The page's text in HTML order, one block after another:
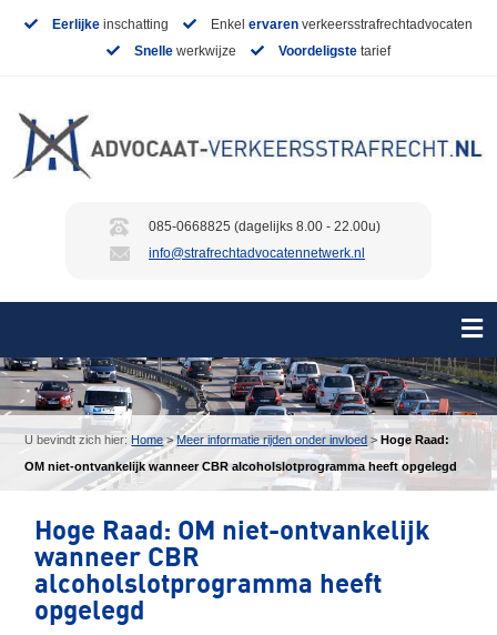
Eerlijke inschatting Enkel ervaren verkeersstrafrechtadvocaten
Snelle werkwijze Voordeligste tarief
085-0668825 (dagelijks 8.00 - 22.00u)
info@strafrechtadvocatennetwerk.nl
U bevindt zich hier:Home>Meer informatie rijden onder invloed >Hoge Raad:
OM niet-ontvankelijk wanneer CBR alcoholslotprogramma heeft opgelegd
Hoge Raad: OM niet-ontvankelijk
wanneer CBR
alcoholslotprogramma heeft
opgelegd